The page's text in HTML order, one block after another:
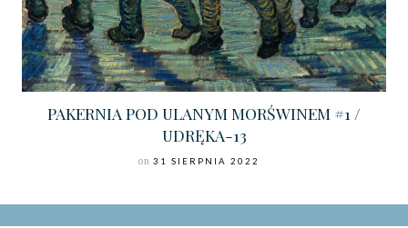
PAKERNIA POD ULANYM MORŚWINEM #1 /
UDRĘKA-13
on 31 SIERPNIA 2022